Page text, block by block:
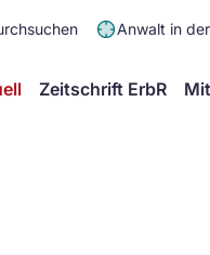
Anwalt in
Zeitschrift ErbR